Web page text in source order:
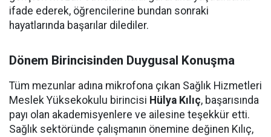
ifade ederek, öğrencilerine bundan sonraki
hayatlarında başarılar dilediler.
Dönem Birincisinden Duygusal Konuşma
Tüm mezunlar adına mikrofona çıkan Sağlık Hizmetleri
Meslek Yüksekokulu birincisi Hülya Kılıç, başarısında
payı olan akademisyenlere ve ailesine teşekkür etti.
Sağlık sektöründe çalışmanın önemine değinen Kılıç,